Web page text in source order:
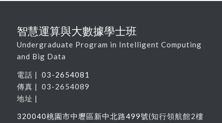
智慧運算與大數據學士班
Undergraduate Program in Intelligent Computing
and Big Data
電話 | 03-2654081
傳真 | 03-2654089
地址 |
320040桃園市中壢區新中北路499號(知行領航館2樓